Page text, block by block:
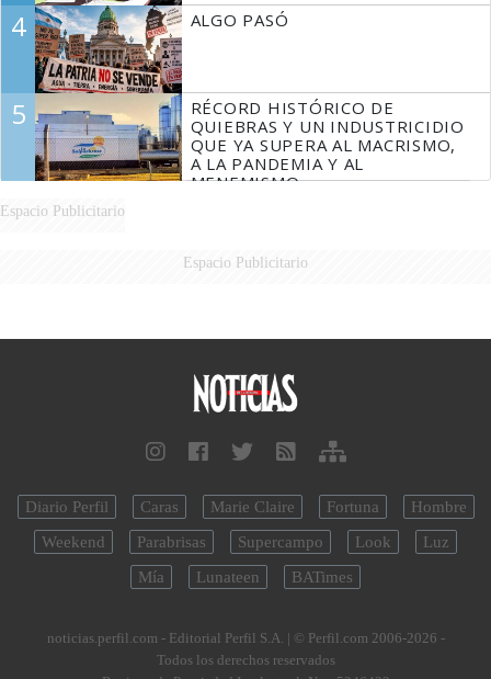
4 ALGO PASÓ
5
RÉCORD HISTÓRICO DE
QUIEBRAS Y UN INDUSTRICIDIO
QUE YA SUPERA AL MACRISMO,
A LA PANDEMIA Y AL
MENEMISMO
Espacio Publicitario
Espacio Publicitario
Diario Perfil Caras Marie Claire Fortuna
Hombre
Weekend
Parabrisas Supercampo Look
Luz
Mía
Lunateen BATimes
noticias.perfil.com - Editorial Perfil S.A. | © Perfil.com 2006-2026 -
Todos los derechos reservados